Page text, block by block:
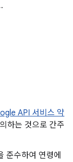
API 서비스 약
하는 것으로 간주
준수하여 연령에